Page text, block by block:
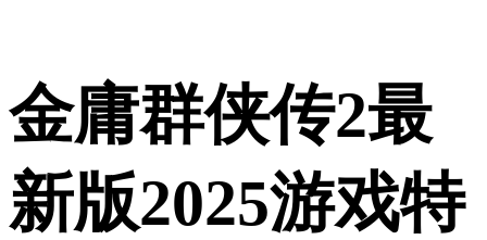
金庸群侠传2最
新版2025游戏特